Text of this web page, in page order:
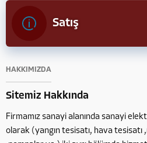
Satış
HAKKIMIZDA
Sitemiz Hakkında
Firmamız sanayi alanında sanayi
olarak (yangın tesisatı, hava